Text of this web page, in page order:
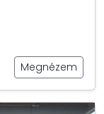
Megnézem